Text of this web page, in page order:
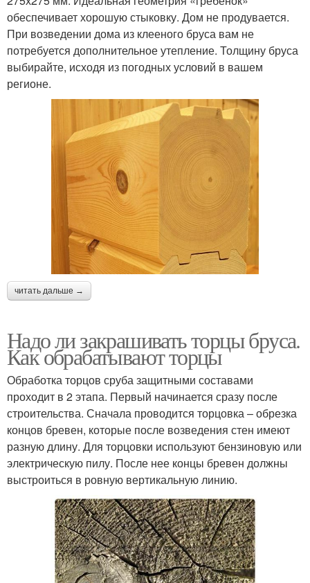
обеспечивает хорошую стыковку. Дом не продувается.
При возведении дома из клееного бруса вам не
потребуется дополнительное утепление. Толщину бруса
выбирайте, исходя из погодных условий в вашем
регионе.
читать дальше →
Надо ли закрашивать торцы бруса.
Как обрабатывают торцы
Обработка торцов сруба защитными составами
проходит в 2 этапа. Первый начинается сразу после
строительства. Сначала проводится торцовка – обрезка
концов бревен, которые после возведения стен имеют
разную длину. Для торцовки используют бензиновую или
электрическую пилу. После нее концы бревен должны
выстроиться в ровную вертикальную линию.